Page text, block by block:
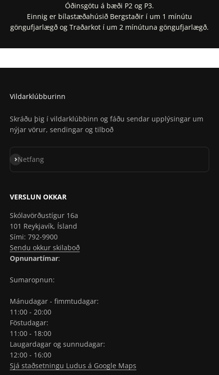
Óðinsgötu á bæði P2 og P3.
Einnig er bílastæðahúsið Bergstaðir í um 1 mínútu
göngufjarlægð og Traðarkot í um 2 mínútuna göngufjarlægð.
Staðsetning í Google Maps
Staðsetning í Apple Maps
Vildarklúbburinn
Skráðu þig í vildarklúbbinn og fáðu sendar upplýsingar um
nýjar vörur, sendingar og tilboð
Netfang
Skrá á póstlista
VERSLUN OKKAR
Skólavörðustígur 16a
101 Reykjavík, Ísland
Sími: 792-9900
Sendu okkur skilaboð
Opnunartímar:
Sumaropnun:
Mánudagar - fimmtudagar:
11:00 - 20:00
Föstudagar:
11:00 - 18:00
Laugardagar og sunnudagar:
12:00 - 16:00
Sjá staðsetningu Ludus á Google Maps